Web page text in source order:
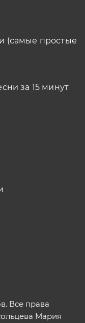
(самые простые
за 15 минут
Все права
Мария